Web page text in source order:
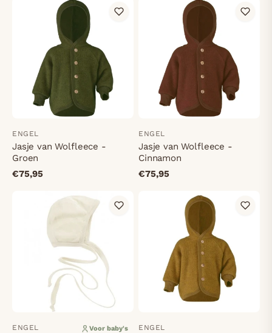
ENGEL
Jasje van Wolfleece -
Groen
€75,95
ENGEL
Jasje van Wolfleece -
Cinnamon
€75,95
ENGEL Voor baby's ENGEL